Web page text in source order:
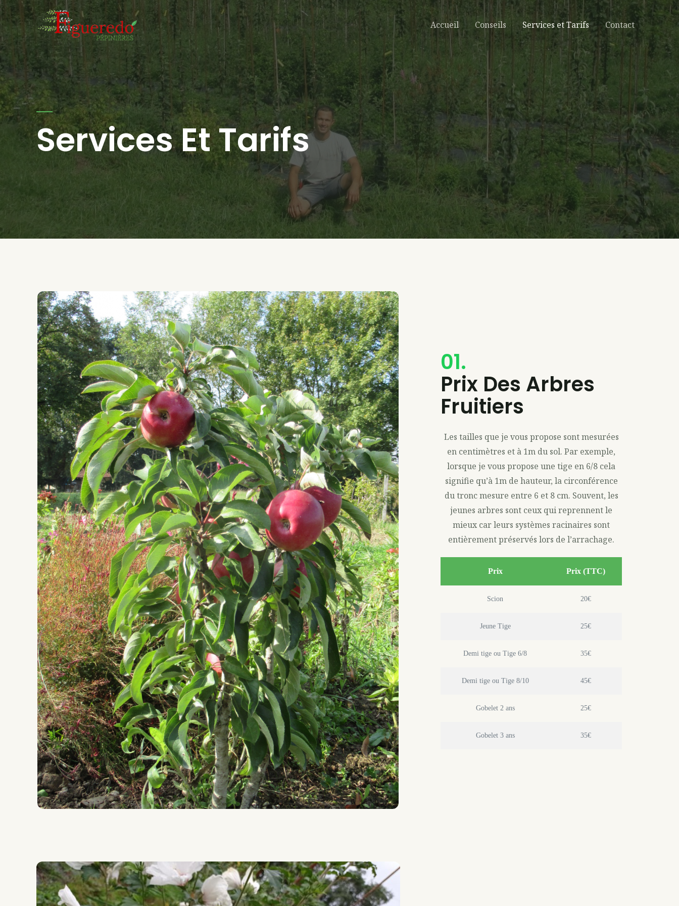
Accueil Conseils Services et Tarifs Contact
Services Et Tarifs
01.
Prix Des Arbres
Fruitiers
Les tailles que je vous propose sont mesurées
en centimètres et à 1m du sol. Par exemple,
lorsque je vous propose une tige en 6/8 cela
signifie qu’à 1m de hauteur, la circonférence
du tronc mesure entre 6 et 8 cm. Souvent, les
jeunes arbres sont ceux qui reprennent le
mieux car leurs systèmes racinaires sont
entièrement préservés lors de l’arrachage.
Prix Prix (TTC)
Scion 20€
Jeune Tige 25€
Demi tige ou Tige 6/8 35€
Demi tige ou Tige 8/10 45€
Gobelet 2 ans 25€
Gobelet 3 ans 35€